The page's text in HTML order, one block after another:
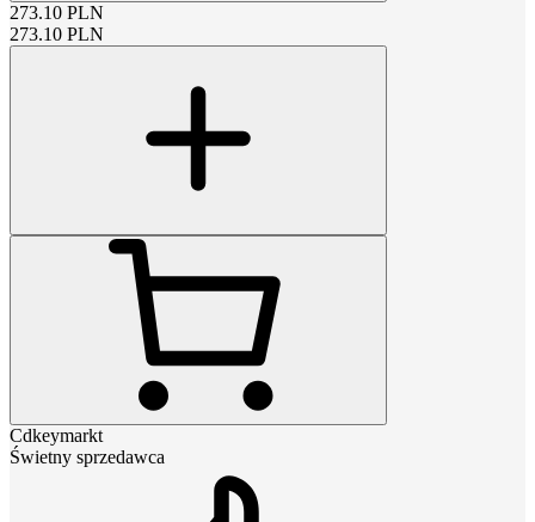
273.10 PLN
273.10 PLN
Cdkeymarkt
Świetny sprzedawca